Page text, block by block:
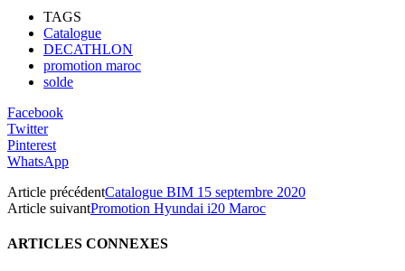
TAGS
Catalogue
DECATHLON
promotion maroc
solde
Facebook
Twitter
Pinterest
WhatsApp
Article précédentCatalogue BIM 15 septembre 2020
Article suivantPromotion Hyundai i20 Maroc
ARTICLES CONNEXES